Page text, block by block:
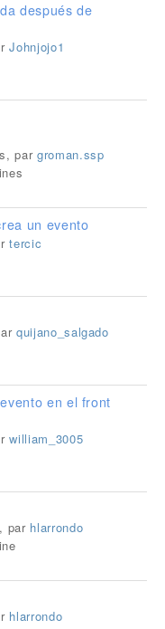
después de
Johnjojo1
par groman.ssp
un evento
tercic
quijano_salgado
en el front
william_3005
par hlarrondo
hlarrondo